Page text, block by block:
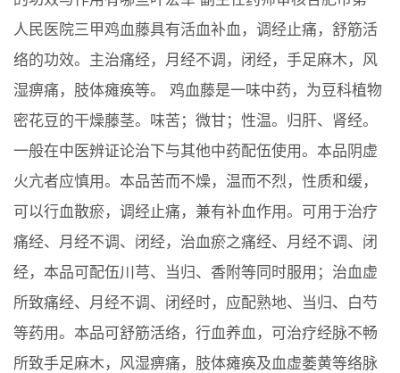
人民医院三甲鸡血藤具有活血补血，调经止痛，舒筋活
络的功效。主治痛经，月经不调，闭经，手足麻木，风
湿痹痛，肢体瘫痪等。 鸡血藤是一味中药，为豆科植物
密花豆的干燥藤茎。味苦；微甘；性温。归肝、肾经。
一般在中医辨证论治下与其他中药配伍使用。本品阴虚
火亢者应慎用。本品苦而不燥，温而不烈，性质和缓，
可以行血散瘀，调经止痛，兼有补血作用。可用于治疗
痛经、月经不调、闭经，治血瘀之痛经、月经不调、闭
经，本品可配伍川芎、当归、香附等同时服用；治血虚
所致痛经、月经不调、闭经时，应配熟地、当归、白芍
等药用。本品可舒筋活络，行血养血，可治疗经脉不畅
所致手足麻木，风湿痹痛，肢体瘫痪及血虚萎黄等络脉